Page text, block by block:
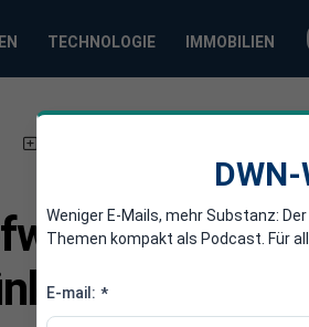
TECHNOLOGIE IMMOBILIEN
Weniger E-Mails, mehr Substanz: Der
Themen kompakt als Podcast. Für
E-mail: *